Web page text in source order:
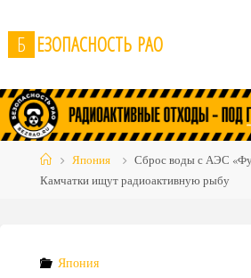
to
content
Б ЕЗОПАСНОСТЬ РАО
HomeЯпония
Сброс воды с АЭС
Камчатки ищут радиоактивную рыбу
Япония